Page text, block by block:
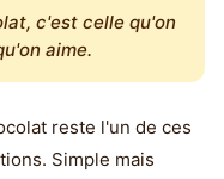
c'est celle qu'on
aime.
reste l'un de ces
Simple mais